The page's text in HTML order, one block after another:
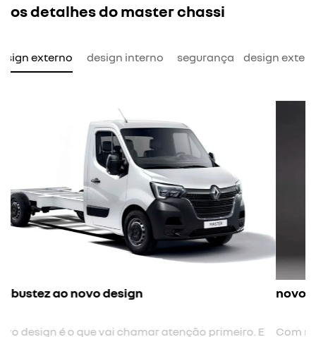
os detalhes do master chassi
externo design interno segurança design
novo para-choque frontal
Com novo desenho, mais envolvente e integrado.